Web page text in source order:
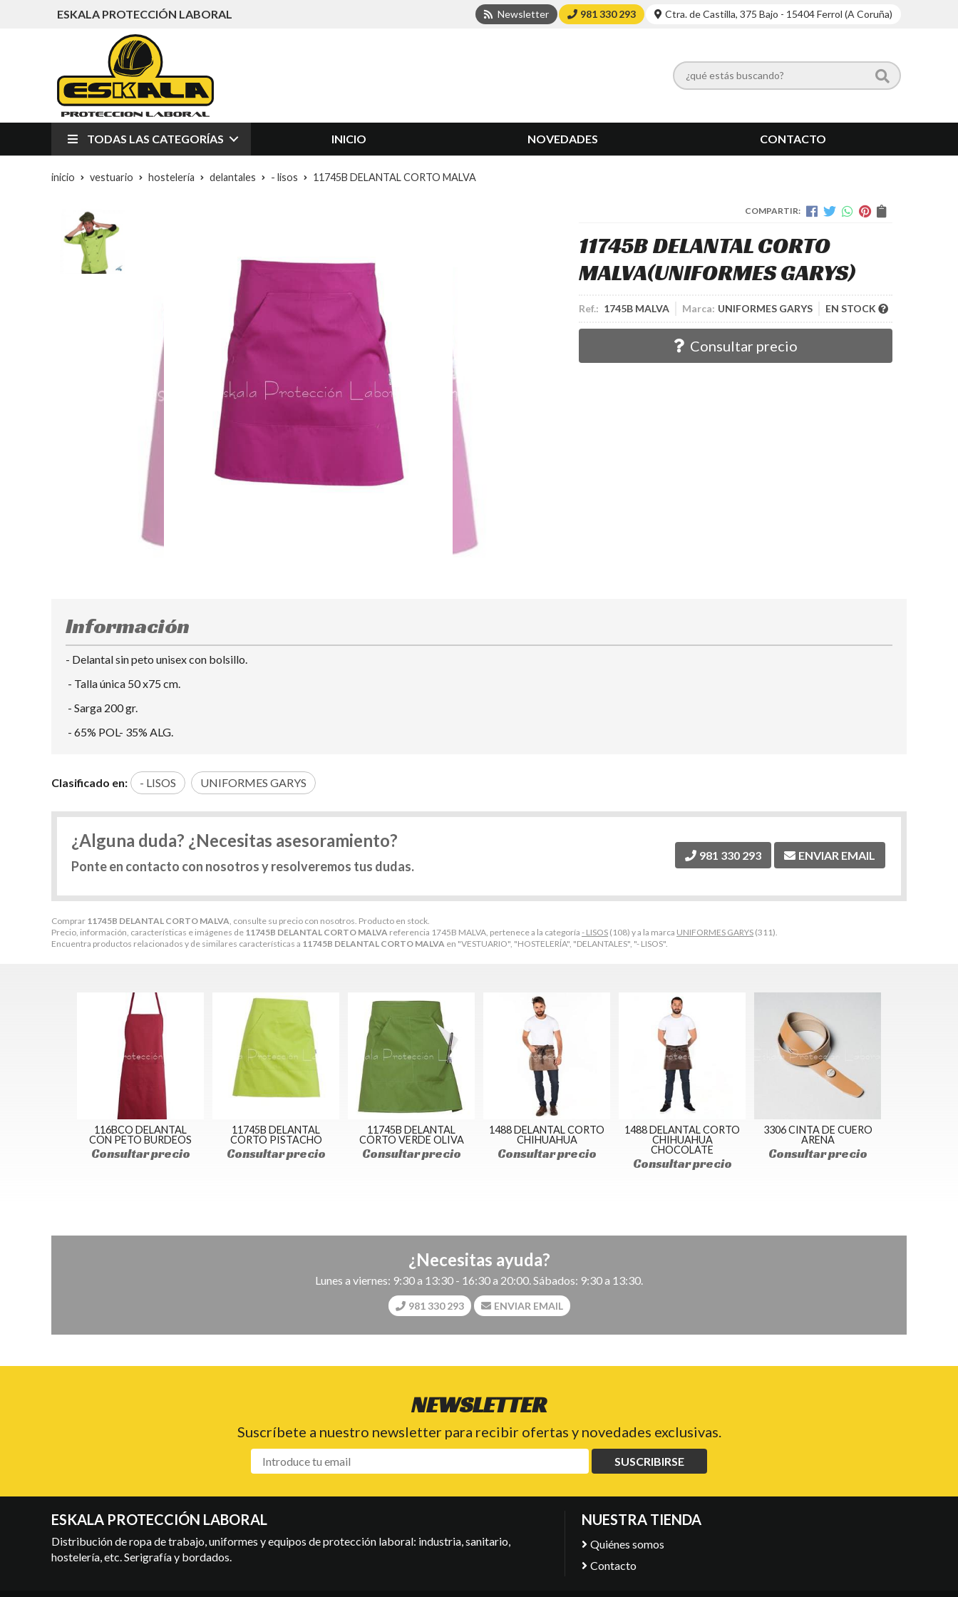
ESKALA PROTECCIÓN LABORAL Newsletter 981 330 293 Ctra. de Castilla, 375 Bajo - 15404 Ferrol (A Coruña)
TODAS LAS CATEGORÍAS INICIO NOVEDADES CONTACTO
inicio vestuario hostelería delantales - lisos 11745B DELANTAL CORTO MALVA
COMPARTIR:
11745B DELANTAL CORTO
MALVA(UNIFORMES GARYS)
Ref.: 1745B MALVA Marca: UNIFORMES GARYS EN STOCK
Consultar precio
Comprar 11745B DELANTAL CORTO MALVA, consulte su precio con nosotros. Producto en stock.
Precio, información, características e imágenes de 11745B DELANTAL CORTO MALVA referencia 1745B MALVA, pertenece a la categoría - LISOS (108) y a la marca UNIFORMES GARYS (311).
Encuentra productos relacionados y de similares características a 11745B DELANTAL CORTO MALVA en "VESTUARIO", "HOSTELERÍA", "DELANTALES", "- LISOS".
Información
- Delantal sin peto unisex con bolsillo.
- Talla única 50 x75 cm.
- Sarga 200 gr.
- 65% POL- 35% ALG.
Clasificado en: - LISOS UNIFORMES GARYS
¿Alguna duda? ¿Necesitas asesoramiento?
Ponte en contacto con nosotros y resolveremos tus dudas.
981 330 293 ENVIAR EMAIL
116BCO DELANTAL
CON PETO BURDEOS
Consultar precio
11745B DELANTAL
CORTO PISTACHO
Consultar precio
11745B DELANTAL
CORTO VERDE OLIVA
Consultar precio
1488 DELANTAL CORTO
CHIHUAHUA
Consultar precio
1488 DELANTAL CORTO
CHIHUAHUA
CHOCOLATE
Consultar precio
3306 CINTA DE CUERO
ARENA
Consultar precio
¿Necesitas ayuda?
Lunes a viernes: 9:30 a 13:30 - 16:30 a 20:00. Sábados: 9:30 a 13:30.
981 330 293 ENVIAR EMAIL
NEWSLETTER
Suscríbete a nuestro newsletter para recibir ofertas y novedades exclusivas.
SUSCRIBIRSE
ESKALA PROTECCIÓN LABORAL
Distribución de ropa de trabajo, uniformes y equipos de protección laboral: industria, sanitario,
hostelería, etc. Serigrafía y bordados.
NUESTRA TIENDA
Quiénes somos
Contacto